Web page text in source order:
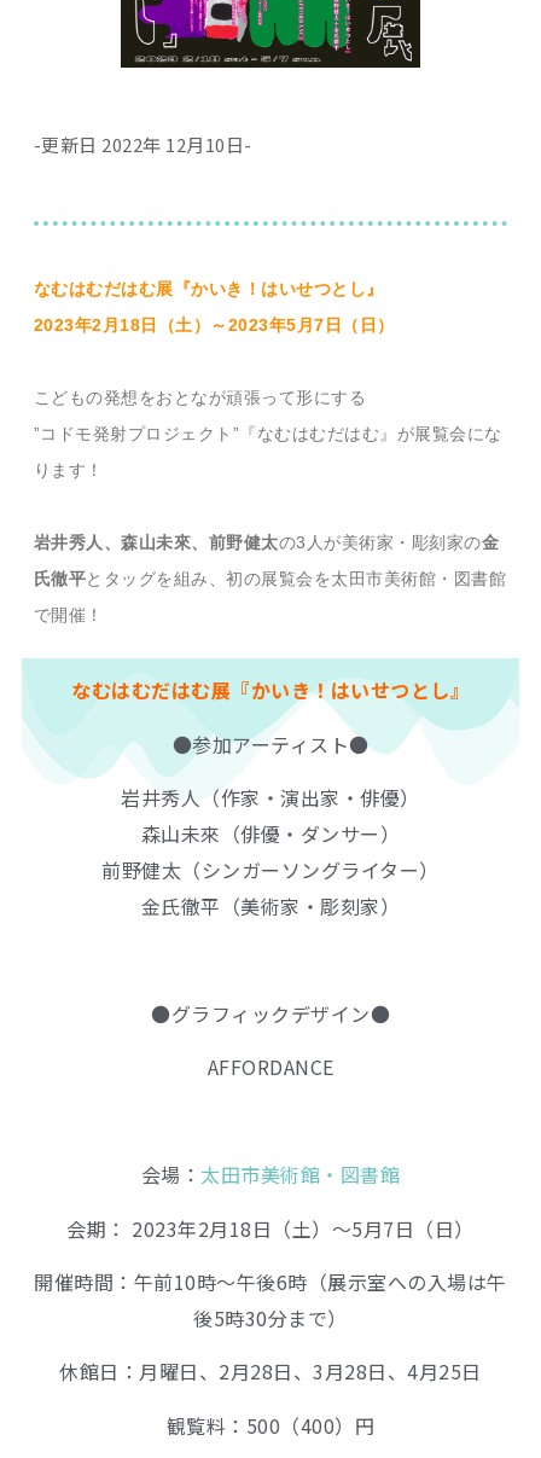
-更新日 2022年 12月10日-
なむはむだはむ展『かいき！はいせつとし』
2023年2月18日（土）～2023年5月7日（日）
こどもの発想をおとなが頑張って形にする
”コドモ発射プロジェクト”『なむはむだはむ』が展覧会にな
ります！
岩井秀人、森山未來、前野健太の3人が美術家・彫刻家の金
氏徹平とタッグを組み、初の展覧会を太田市美術館・図書館
で開催！
なむはむだはむ展『かいき！はいせつと し』
●参加アーティスト●
岩井秀人（作家・演出家・俳優）
森山未來（俳優・ダンサー）
前野健太（シンガーソングライター）
金氏徹平（美術家・彫刻家）
●グラフィックデザイン●
AFFORDANCE
会場： 太田市美術館・図書館
会期： 2023年2月18日（土）～5月7日（日）
開催時間：午前10時～午後6時（展示室への入場は午
後5時30分まで）
休館日：月曜日、2月28日、3月28日、4月25日
観覧料：500（400）円